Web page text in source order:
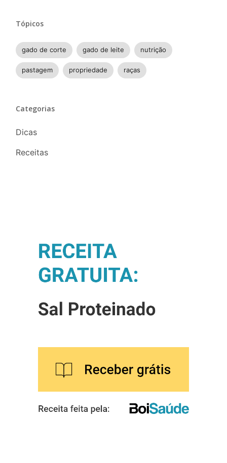
Tópicos
gado de corte gado de leite nutrição
pastagem propriedade raças
Categorias
Dicas
Receitas